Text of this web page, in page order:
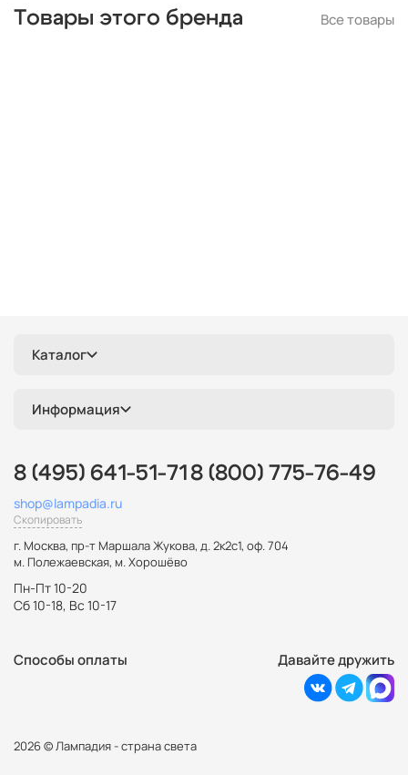
Товары этого бренда Все товары
Каталог
Информация
8 (495) 641-51-71 8 (800) 775-76-49
shop@lampadia.ru
Скопировать
г. Москва, пр-т Маршала Жукова, д. 2к2с1, оф. 704
м. Полежаевская, м. Хорошёво
Пн-Пт 10-20
Сб 10-18, Вс 10-17
Способы оплаты Давайте дружить
2026 © Лампадия - страна света